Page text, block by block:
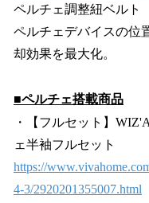
ペルチェ調整紐ベルト
ペルチェデバイスの位
却効果を最大化。
■ペルチェ搭載商品
・【フルセット】
ェ半袖フルセット
https://
4-3/2920201355007.html